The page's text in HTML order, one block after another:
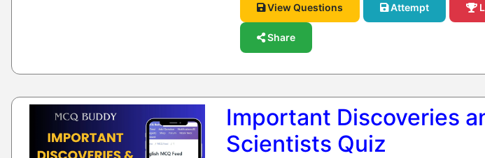
View Questions Attempt
Share
Important Discoveries
Scientists Quiz